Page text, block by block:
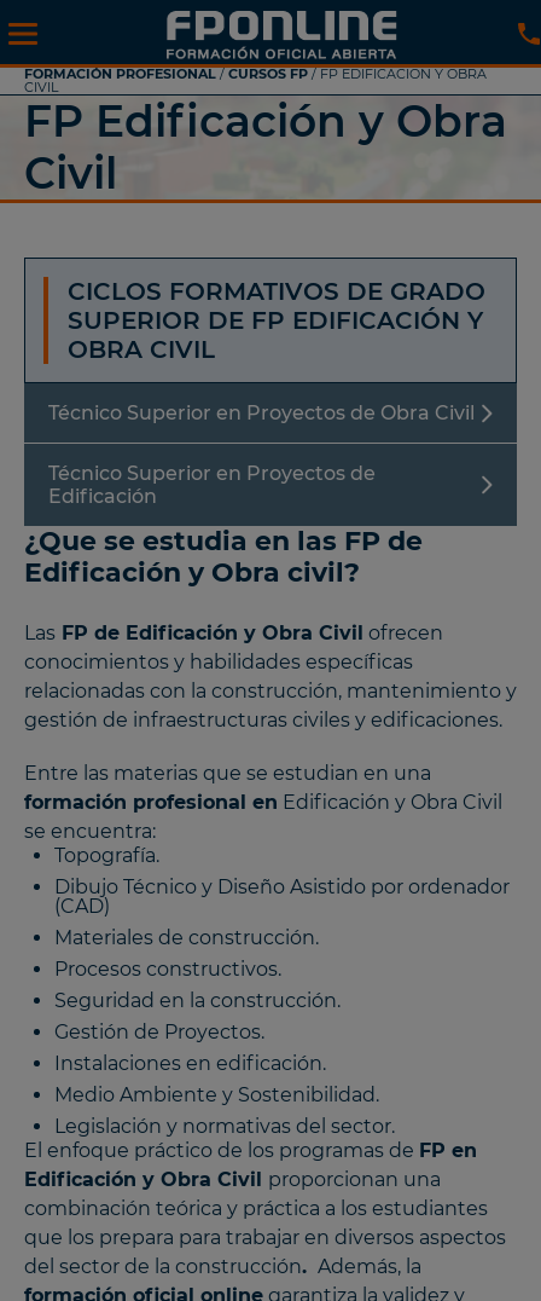
FORMACIÓN PROFESIONAL / CURSOS FP / FP EDIFICACIÓN Y OBRA
CIVIL
FP Edificación y Obra
Civil
CICLOS FORMATIVOS DE GRADO
SUPERIOR DE FP EDIFICACIÓN Y
OBRA CIVIL
Técnico Superior en Proyectos de Obra Civil
Técnico Superior en Proyectos de
Edificación
¿Que se estudia en las FP de
Edificación y Obra civil?
Las FP de Edificación y Obra Civil ofrecen
conocimientos y habilidades específicas
relacionadas con la construcción, mantenimiento y
gestión de infraestructuras civiles y edificaciones.
Entre las materias que se estudian en una
formación profesional en Edificación y Obra Civil
se encuentra:
Topografía.
Dibujo Técnico y Diseño Asistido por ordenador
(CAD)
Materiales de construcción.
Procesos constructivos.
Seguridad en la construcción.
Gestión de Proyectos.
Instalaciones en edificación.
Medio Ambiente y Sostenibilidad.
Legislación y normativas del sector.
El enfoque práctico de los programas de FP en
Edificación y Obra Civil proporcionan una
combinación teórica y práctica a los estudiantes
que los prepara para trabajar en diversos aspectos
del sector de la construcción. Además, la
formación oficial online garantiza la validez y